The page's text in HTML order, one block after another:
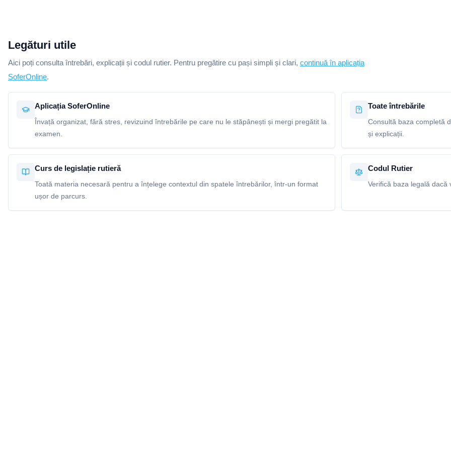
Legături utile
Aici poți consulta întrebări, explicații și codul rutier. Pentru pregătire cu pași simpli și clari, continuă în aplicația
SoferOnline.
Aplicația SoferOnline
Învață organizat, fără stres, revizuind întrebările pe care nu le stăpânești și mergi pregătit la
examen.
Toate întrebările
Consultă baza completă
și explicații.
Curs de legislație rutieră
Toată materia necesară pentru a înțelege contextul din spatele întrebărilor, într-un format
ușor de parcurs.
Codul Rutier
Verifică baza legală dacă